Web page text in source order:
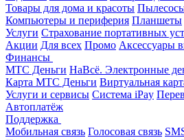
Товары для дома и красоты
Компьютеры и периферия Планшеты
Услуги Страхование портативных
Акции Для всех Промо Аксессуары
Финансы
МТС Деньги НаВсё. Электронные
Карта МТС Деньги Виртуальная
Услуги и сервисы Система iPay
Автоплатёж
Поддержка
Мобильная связь Голосовая связь